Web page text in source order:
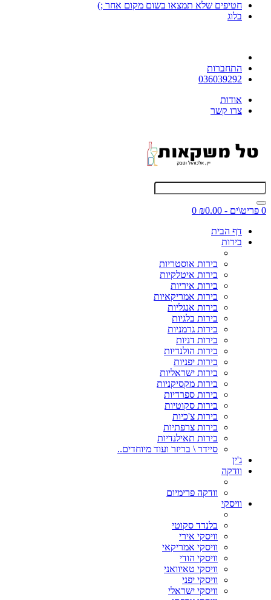
חטיפים שלא תמצאו בשום מקום אחר ;)
בלוג
התחברות
036039292
אודות
צרו קשר
0 פריט\ים - ₪0.00
0
דף הבית
בירות
בירות אוסטריות
בירות איטלקיות
בירות איריות
בירות אמריקאיות
בירות אנגליות
בירות בלגיות
בירות גרמניות
בירות דניות
בירות הולנדיות
בירות יפניות
בירות ישראליות
בירות מקסיקניות
בירות ספרדיות
בירות סקוטיות
בירות צ'כיות
בירות צרפתיות
בירות תאילנדיות
סיידר \ בריזר ועוד מיוחדים..
ג'ין
וודקה
וודקה פרימיום
וויסקי
בלנדד סקוטי
וויסקי אירי
וויסקי אמריקאי
וויסקי הודי
וויסקי טאיוואני
וויסקי יפני
וויסקי ישראלי